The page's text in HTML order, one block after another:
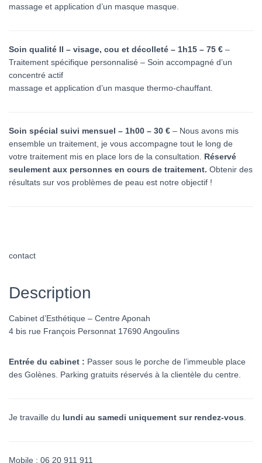
massage et application d’un masque masque
Soin qualité II – visage, cou et décolleté – 1h15 – 75 € –
Traitement spécifique personnalisé – Soin accompagné d’un
concentré actif
massage et application d’un masque thermo-chauffant.
Soin spécial suivi mensuel – 1h00 – 30 € – Nous avons mis
ensemble un traitement, je vous accompagne tout le long de
votre traitement mis en place lors de la consultation. Réservé
seulement aux personnes en cours de traitement. Obtenir des
résultats sur vos problèmes de peau est notre objectif !
contact
Description
Cabinet d’Esthétique – Centre Aponah
4 bis rue François Personnat 17690 Angoulins
Entrée du cabinet : Passer sous le porche de l’immeuble place
des Golènes. Parking gratuits réservés à la clientèle du centre.
Je travaille du lundi au samedi uniquement sur rendez-vous
Mobile : 06 20 911 911